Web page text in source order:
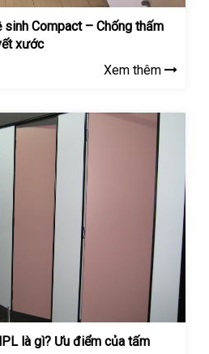
sinh Compact – Chống thấm
xước
Xem thêm
là gì? Ưu điểm của tấm